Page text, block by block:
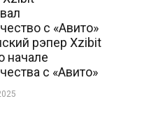
с «Авито»
рэпер Xzibit
начале
с «Авито»